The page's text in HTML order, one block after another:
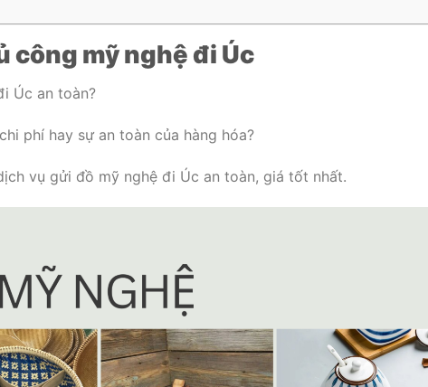
công mỹ nghệ đi Úc
Úc an toàn?
phí hay sự an toàn của hàng hóa?
vụ gửi đồ mỹ nghệ đi Úc an toàn, giá tốt nhất.